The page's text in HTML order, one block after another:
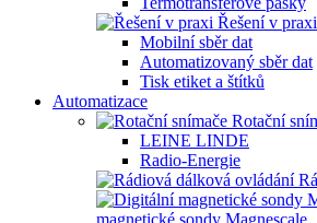
Řešení v praxi
Mobilní sběr dat
Automatizovaný sběr dat
Tisk etiket a štítků
Automatizace
Rotační
LEINE LINDE
Radio-Energie
magnetické sondy Magnescale